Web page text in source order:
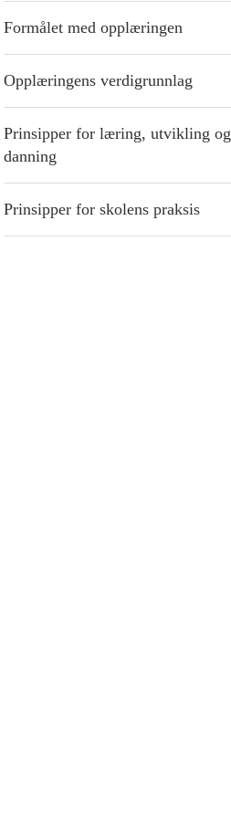
Formålet med opplæringen
Opplæringens verdigrunnlag
Prinsipper for læring, utvikling og
danning
Prinsipper for skolens praksis